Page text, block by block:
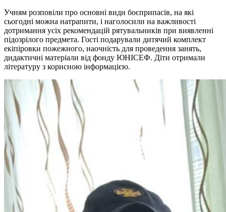
Учням розповіли про основні види боєприпасів, на які
сьогодні можна натрапити, і наголосили на важливості
дотримання усіх рекомендацій рятувальників при виявленні
підозрілого предмета. Гості подарували дитячий комплект
екіпіровки пожежного, наочність для проведення занять,
дидактичні матеріали від фонду ЮНІСЕФ. Діти отримали
літературу з корисною інформацією.